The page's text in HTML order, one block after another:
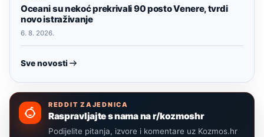
Oceani su nekoć prekrivali 90 posto Venere, tvrdi
novo istraživanje
6. 8. 2026.
Sve novosti
REDDIT ZAJEDNICA
Raspravljajte s nama na r/kozmoshr
Podijelite pitanja, izvore i komentare uz Kozmos.hr